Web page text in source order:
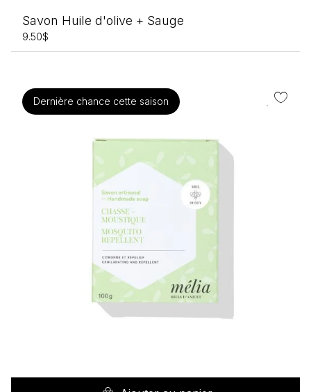
Savon Huile d'olive + Sauge
9.50$
Dernière chance cette saison